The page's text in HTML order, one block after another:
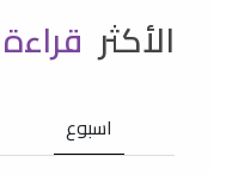
الأكثر قراءة
اسبوع